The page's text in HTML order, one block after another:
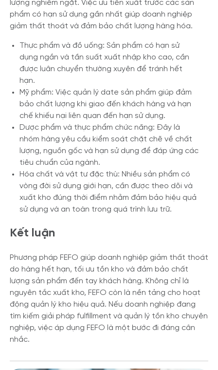
lượng nghiêm ngặt. Việc ưu tiên xuất trước các sản
phẩm có hạn sử dụng gần nhất giúp doanh nghiệp
giảm thất thoát và đảm bảo chất lượng hàng hóa.
Thực phẩm và đồ uống: Sản phẩm có hạn sử
dụng ngắn và tần suất xuất nhập kho cao, cần
được luân chuyển thường xuyên để tránh hết
hạn.
Mỹ phẩm: Việc quản lý date sản phẩm giúp đảm
bảo chất lượng khi giao đến khách hàng và hạn
chế khiếu nại liên quan đến hạn sử dụng.
Dược phẩm và thực phẩm chức năng: Đây là
nhóm hàng yêu cầu kiểm soát chặt chẽ về chất
lượng, nguồn gốc và hạn sử dụng để đáp ứng các
tiêu chuẩn của ngành.
Hóa chất và vật tư đặc thù: Nhiều sản phẩm có
vòng đời sử dụng giới hạn, cần được theo dõi và
xuất kho đúng thời điểm nhằm đảm bảo hiệu quả
sử dụng và an toàn trong quá trình lưu trữ.
Kết luận
Phương pháp FEFO giúp doanh nghiệp giảm thất thoát
do hàng hết hạn, tối ưu tồn kho và đảm bảo chất
lượng sản phẩm đến tay khách hàng. Không chỉ là
nguyên tắc xuất kho, FEFO còn là nền tảng cho hoạt
động quản lý kho hiệu quả. Nếu doanh nghiệp đang
tìm kiếm giải pháp fulfillment và quản lý tồn kho chuyên
nghiệp, việc áp dụng FEFO là một bước đi đáng cân
nhắc.